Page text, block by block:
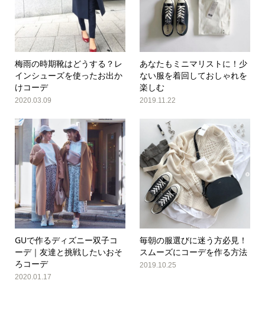
梅雨の時期靴はどうする？レ
インシューズを使ったお出か
けコーデ
2020.03.09
あなたもミニマリストに！少
ない服を着回しておしゃれを
楽しむ
2019.11.22
GUで作るディズニー双子コ
ーデ｜友達と挑戦したいおそ
ろコーデ
2020.01.17
毎朝の服選びに迷う方必見！
スムーズにコーデを作る方法
2019.10.25